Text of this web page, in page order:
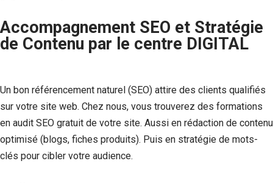
Accompagnement SEO et Stratégie
de Contenu par le centre DIGITAL
Un bon référencement naturel (SEO) attire des clients qualifiés
sur votre site web. Chez nous, vous trouverez des formations
en audit SEO gratuit de votre site. Aussi en rédaction de contenu
optimisé (blogs, fiches produits). Puis en stratégie de mots-
clés pour cibler votre audience.